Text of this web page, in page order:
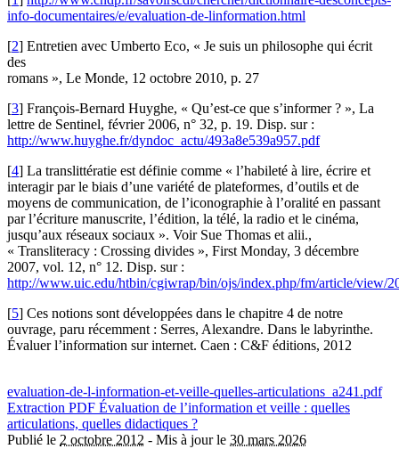
info-documentaires/e/evaluation-de-linformation.html
[2] Entretien avec Umberto Eco, « Je suis un philosophe qui écrit
des
romans », Le Monde, 12 octobre 2010, p. 27
[3] François-Bernard Huyghe, « Qu’est-ce que s’informer ? », La
lettre de Sentinel, février 2006, n° 32, p. 19. Disp. sur :
http://www.huyghe.fr/dyndoc_actu/493a8e539a957.pdf
[4] La translittératie est définie comme « l’habileté à lire, écrire et
interagir par le biais d’une variété de plateformes, d’outils et de
moyens de communication, de l’iconographie à l’oralité en passant
par l’écriture manuscrite, l’édition, la télé, la radio et le cinéma,
jusqu’aux réseaux sociaux ». Voir Sue Thomas et alii.,
« Transliteracy : Crossing divides », First Monday, 3 décembre
2007, vol. 12, n° 12. Disp. sur :
http://www.uic.edu/htbin/cgiwrap/bin/ojs/index.php/fm/article/view/
[5] Ces notions sont développées dans le chapitre 4 de notre
ouvrage, paru récemment : Serres, Alexandre. Dans le labyrinthe.
Évaluer l’information sur internet. Caen : C&F éditions, 2012
evaluation-de-l-information-et-veille-quelles-articulations_a241.pdf
Extraction PDF Évaluation de l’information et veille : quelles
articulations, quelles didactiques ?
Publié le 2 octobre 2012 - Mis à jour le 30 mars 2026